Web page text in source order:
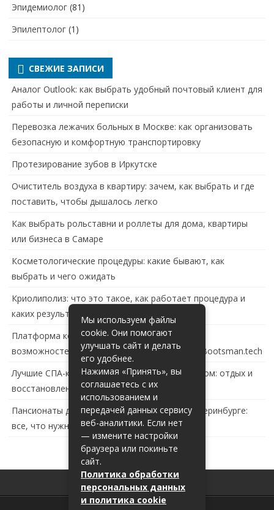
Эпидемиолог (81)
Эпилептолог (1)
СВЕЖИЕ ЗАПИСИ
Аналог Outlook: как выбрать удобный почтовый клиент для
работы и личной переписки
Перевозка лежачих больных в Москве: как организовать
безопасную и комфортную транспортировку
Протезирование зубов в Иркутске
Очиститель воздуха в квартиру: зачем, как выбрать и где
поставить, чтобы дышалось легко
Как выбрать рольставни и роллеты для дома, квартиры
или бизнеса в Самаре
Косметологические процедуры: какие бывают, как
выбрать и чего ожидать
Криолиполиз: что это такое, как работает процедура и
каких результатов ждать
Платформа контейнеризации в России: обзор
возможностей и перспектив развития сайта Bootsman.tech
Лучшие СПА-комплексы в Тольятти с бассейном: отдых и
восстановление за городом
Пансионаты для пожилых с деменцией в Екатеринбурге:
все, что нужно знать
Мы используем файлы
cookie. Они помогают
улучшать сайт и делать
его удобнее.
Нажимая «Принять», вы
соглашаетесь с их
использованием и
передачей данных сервису
веб-аналитики. Если нет
— измените настройки
браузера или покиньте
сайт.
Политика обработки
персональных данных
и политика cookie